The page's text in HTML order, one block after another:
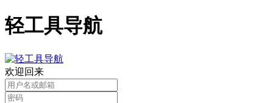
轻工具导航
欢迎回来